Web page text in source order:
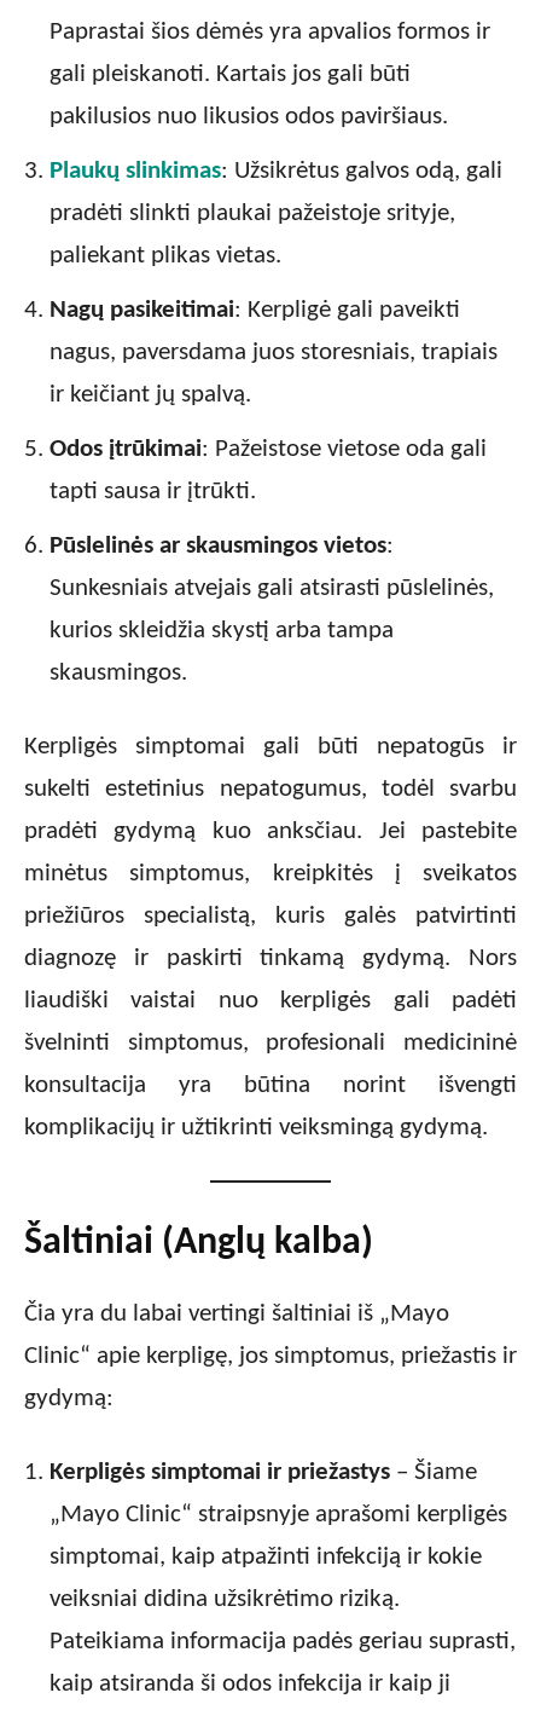
Paprastai šios dėmės yra apvalios formos ir
gali pleiskanoti. Kartais jos gali būti
pakilusios nuo likusios odos paviršiaus.
Plaukų slinkimas: Užsikrėtus galvos odą, gali
pradėti slinkti plaukai pažeistoje srityje,
paliekant plikas vietas.
Nagų pasikeitimai: Kerpligė gali paveikti
nagus, paversdama juos storesniais, trapiais
ir keičiant jų spalvą.
Odos įtrūkimai: Pažeistose vietose oda gali
tapti sausa ir įtrūkti.
Pūslelinės ar skausmingos vietos:
Sunkesniais atvejais gali atsirasti pūslelinės,
kurios skleidžia skystį arba tampa
skausmingos.
Kerpligės simptomai gali būti nepatogūs ir
sukelti estetinius nepatogumus, todėl svarbu
pradėti gydymą kuo anksčiau. Jei pastebite
minėtus simptomus, kreipkitės į sveikatos
priežiūros specialistą, kuris galės patvirtinti
diagnozę ir paskirti tinkamą gydymą. Nors
liaudiški vaistai nuo kerpligės gali padėti
švelninti simptomus, profesionali medicininė
konsultacija yra būtina norint išvengti
komplikacijų ir užtikrinti veiksmingą gydymą.
Šaltiniai (Anglų kalba)
Čia yra du labai vertingi šaltiniai iš „Mayo
Clinic“ apie kerpligę, jos simptomus, priežastis ir
gydymą:
Kerpligės simptomai ir priežastys – Šiame
„Mayo Clinic“ straipsnyje aprašomi kerpligės
simptomai, kaip atpažinti infekciją ir kokie
veiksniai didina užsikrėtimo riziką.
Pateikiama informacija padės geriau suprasti,
kaip atsiranda ši odos infekcija ir kaip ji